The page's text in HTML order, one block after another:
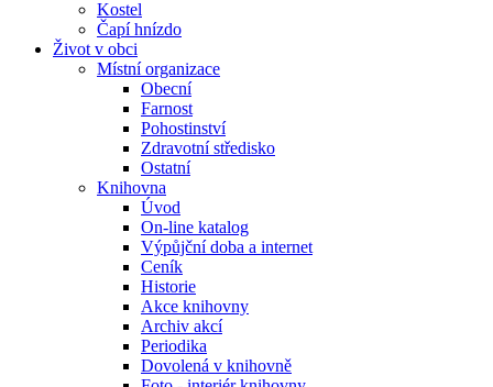
Kostel
Čapí hnízdo
Život v obci
Místní organizace
Obecní
Farnost
Pohostinství
Zdravotní středisko
Ostatní
Knihovna
Úvod
On-line katalog
Výpůjční doba a internet
Ceník
Historie
Akce knihovny
Archiv akcí
Periodika
Dovolená v knihovně